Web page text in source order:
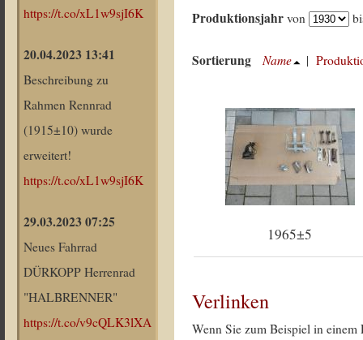
https://t.co/xL1w9sjI6K
20.04.2023 13:41
Beschreibung zu
Rahmen Rennrad
(1915±10) wurde
erweitert!
https://t.co/xL1w9sjI6K
29.03.2023 07:25
Neues Fahrrad
DÜRKOPP Herrenrad
"HALBRENNER"
https://t.co/v9cQLK3lXA
Produktionsjahr von
Sortierung Name |
1965±5
Verlinken
Wenn Sie zum Beispiel in